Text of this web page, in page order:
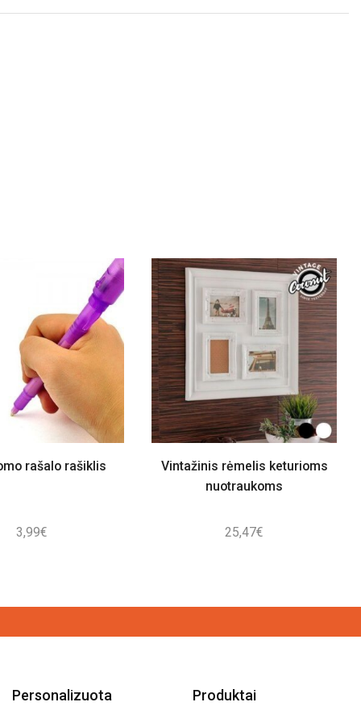
rašalo rašiklis
3,99€
Vintažinis rėmelis keturioms
nuotraukoms
25,47€
Personalizuota Produktai